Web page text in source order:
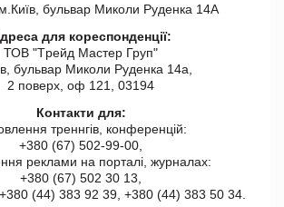
м.Київ, бульвар Миколи Руденка 14А
для кореспонденції:
ТОВ "Tрейд Мастер Груп"
бульвар Миколи Руденка 14а,
2 поверх, оф 121, 03194
Контакти для:
треннгів, конференцій:
+380 (67) 502-99-00,
реклами на порталі, журналах:
+380 (67) 502 30 13,
+380 (44) 383 92 39, +380 (44) 383 50 34.